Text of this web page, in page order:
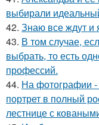
выбирали
42. Знаю все ждут и
43. В том случае,
выбрать, то есть
профессий.
44. На фотографии -
портрет в полный
лестнице с